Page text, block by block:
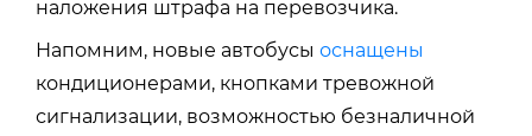
наложения штрафа на перевозчика.
Напомним, новые автобусы оснащены
кондиционерами, кнопками тревожной
сигнализации, возможностью безналичной